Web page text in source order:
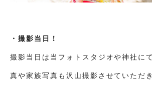
・撮影当日！
撮影当日は当フォトスタジオや神社に
真や家族写真も沢山撮影させていただ